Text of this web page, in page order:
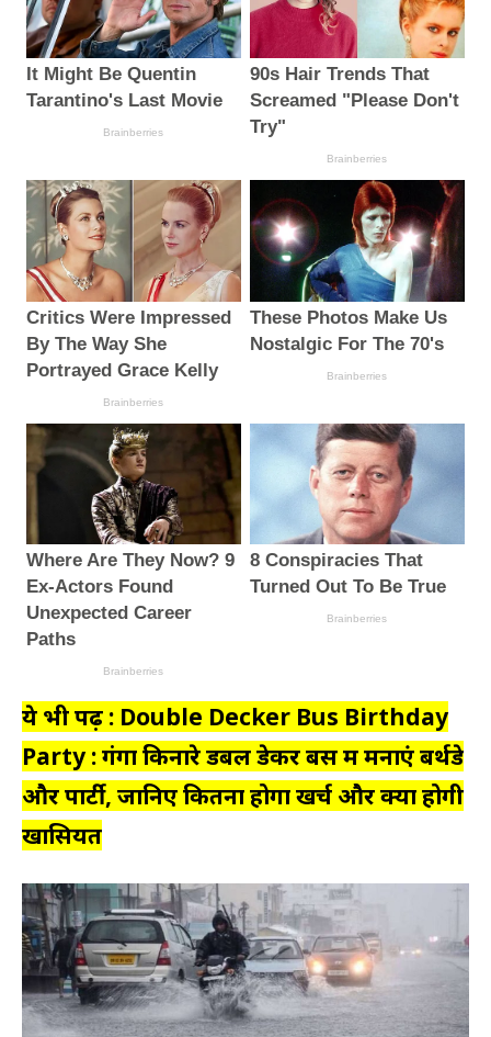
ये भी पढ़ें : Double Decker Bus Birthday
Party : गंगा किनारे डबल डेकर बस में मनाएं बर्थडे
और पार्टी, जानिए कितना होगा खर्च और क्या होगी
खासियत